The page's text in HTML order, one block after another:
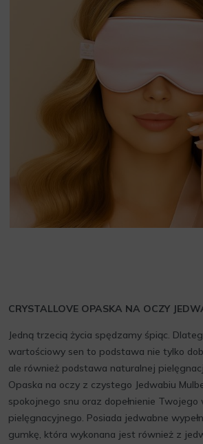
CRYSTALLOVE OPASKA NA OCZY
Jedną trzecią życia spędzamy śpiąc.
wartościowy sen to podstawa nie tylko
ale również podstawa naturalnej
Opaska na oczy z czystego Jedwabiu
spokojnego snu oraz dopełnienie Twojego
pielęgnacyjnego. Posiada jedwabne
gumkę, która wykonana jest również z